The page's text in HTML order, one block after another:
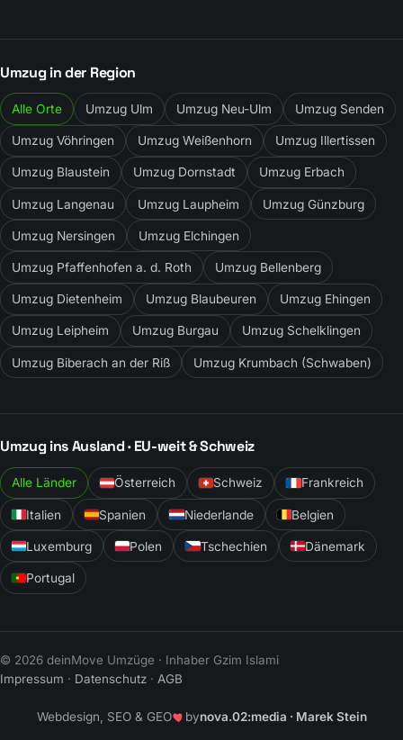
Umzug in der Region
Alle Orte Umzug Ulm Umzug Neu-Ulm Umzug Senden
Umzug Vöhringen Umzug Weißenhorn Umzug Illertissen
Umzug Blaustein Umzug Dornstadt Umzug Erbach
Umzug Langenau Umzug Laupheim Umzug Günzburg
Umzug Nersingen Umzug Elchingen
Umzug Pfaffenhofen a. d. Roth Umzug Bellenberg
Umzug Dietenheim Umzug Blaubeuren Umzug Ehingen
Umzug Leipheim Umzug Burgau Umzug Schelklingen
Umzug Biberach an der Riß Umzug Krumbach (Schwaben)
Umzug ins Ausland · EU-weit & Schweiz
Alle Länder Österreich Schweiz Frankreich
Italien Spanien Niederlande Belgien
Luxemburg Polen Tschechien Dänemark
Portugal
© 2026 deinMove Umzüge · Inhaber Gzim Islami
Impressum · Datenschutz · AGB
Webdesign, SEO & GEO bynova.02:media · Marek Stein